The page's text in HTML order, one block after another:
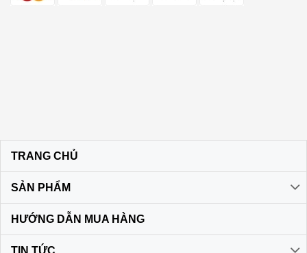
TRANG CHỦ
SẢN PHẨM
HƯỚNG DẪN MUA HÀNG
TIN TỨC